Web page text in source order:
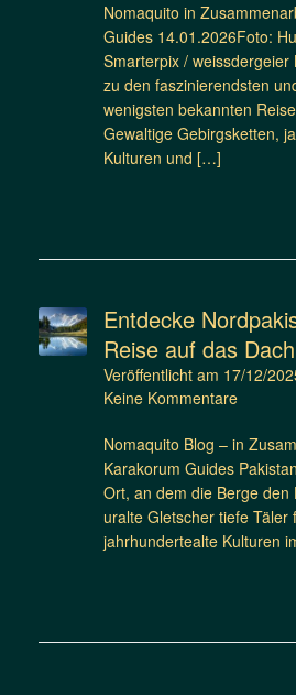
Nomaquito in
Guides 14.01.2026Foto:
Smarterpix /
zu den faszinierendsten
wenigsten bekannten
Gewaltige Gebirgsketten,
Kulturen und […]
Entdecke
Reise auf das
Veröffentlicht am 17/12/
Keine Kommentare
Nomaquito Blog – in
Karakorum Guides
Ort, an dem die Berge den
uralte Gletscher tiefe Täler
jahrhundertealte Kulturen